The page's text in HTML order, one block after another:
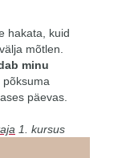
hakata, kuid
mõtlen.
minu
põksuma
päevas.
1. kursus